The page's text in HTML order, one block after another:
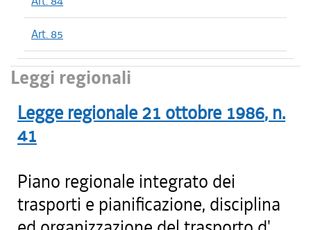
Art. 85
Leggi regionali
Legge regionale 21 ottobre 1986, n.
41
Piano regionale integrato dei
trasporti e pianificazione, disciplina